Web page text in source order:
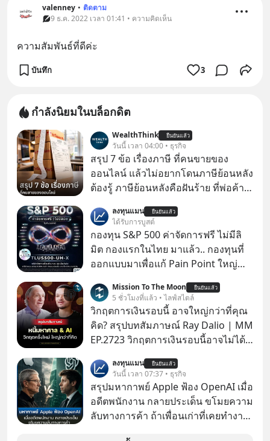
valenney • ติดตาม
9 ธ.ค. 2022 เวลา 01:41 • ความคิดเห็น
ความสัมพันธ์ที่ดีค่ะ
บันทึก 3
กำลังนิยมในบล็อกดิต
WealthThink ยืนยันแล้ว
วันนี้ เวลา 04:00 • ธุรกิจ
สรุป 7 ข้อ เรื่องภาษี ที่คนขายของ
ออนไลน์ แล้วไม่อยากโดนภาษีย้อนหลัง
ต้องรู้ ภาษีย้อนหลังคือฝันร้าย ที่พ่อค้า
ลงทุนแมน ยืนยันแล้ว
ได้รับการบูสต์
กองทุน S&P 500 ค่าจัดการฟรี ไม่มีลิ
มิต กองแรกในไทย มาแล้ว.. กองทุนที่
ออกแบบมาเพื่อแก้ Pain Point ใหญ่
Mission To The Moon ยืนยันแล้ว
5 ชั่วโมงที่แล้ว • ไลฟ์สไตล์
วิกฤตการเงินรอบนี้ อาจใหญ่กว่าที่คุณ
คิด? สรุปบทสัมภาษณ์ Ray Dalio | MM
EP.2723 วิกฤตการเงินรอบนี้อาจไม่ได้
Dalio ชายผู้เคยทำนายวิกฤตเศรษฐกิจ
มาแล้วหลายต่อหลายครั้ง ออกมาส่ง
สัญญาณเตือนระเบิดเวลาลูกใหม่ที่
กำลังก่อตัวขึ้น จาก "ระเบิดหนี้สิน
ลงทุนแมน ยืนยันแล้ว
วันนี้ เวลา 07:37 • ธุรกิจ
สรุปมหากาพย์ Apple ฟ้อง OpenAI เมื่อ
อดีตพนักงาน กลายประเด็น ขโมยความ
ลับทางการค้า ถ้าเพื่อนเก่าที่เคยทำงาน